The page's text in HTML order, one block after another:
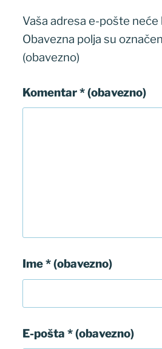
Vaša adresa e-pošte neće
Obavezna polja su
(obavezno)
Komentar* (obavezno)
Ime* (obavezno)
E-pošta* (obavezno)